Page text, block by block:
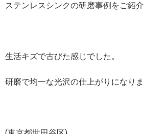
ステンレスシンクの研磨事例をご紹介
生活キズで古びた感じでした。
研磨で均一な光沢の仕上がりになりま